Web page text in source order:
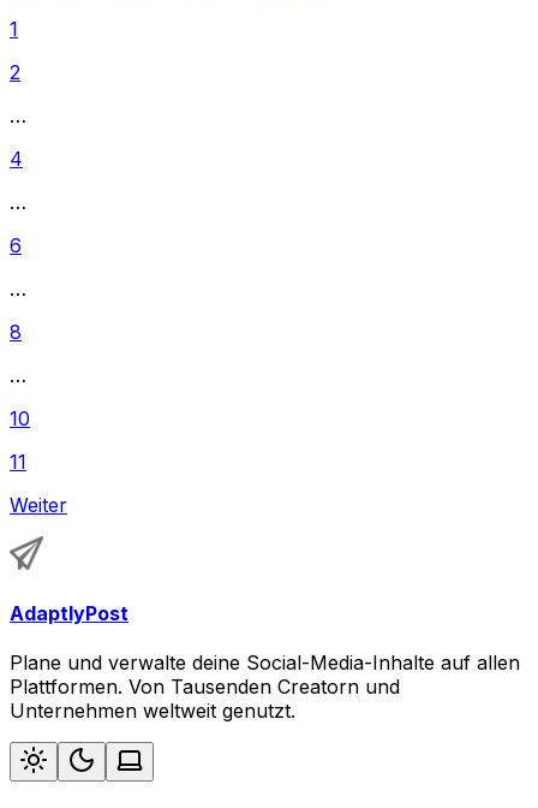
1
2
…
4
…
6
…
8
…
10
11
Weiter
AdaptlyPost
Plane und verwalte deine Social-Media-Inhalte auf allen
Plattformen. Von Tausenden Creatorn und
Unternehmen weltweit genutzt.